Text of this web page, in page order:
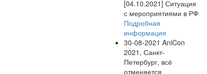
[04.10.2021] Ситуация
с мероприятиями в РФ
Подробная
информация
30-08-2021 AniCon
2021, Санкт-
Петербург, всё
отменяется